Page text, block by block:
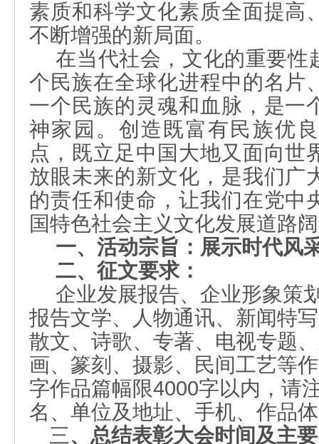
素质和科学文化素质全面提高
不断增强的新局面。
在当代社会，文化的重要性
个民族在全球化进程中的名片
一个民族的灵魂和血脉，是一
神家园。创造既富有民族优
点，既立足中国大地又面向世
放眼未来的新文化，是我们广
的责任和使命，让我们在党中
国特色社会主义文化发展道路
一、活动宗旨： 展示时代风
二、征文要求：
企业发展报告、企业形象策
报告文学、人物通讯、新闻特写
散文、诗歌、专著、电视专题
画、篆刻、摄影、民间工艺等
字作品篇幅限4000字以内，请
名、单位及地址、手机、作品
三、 总结表彰大会时间及主